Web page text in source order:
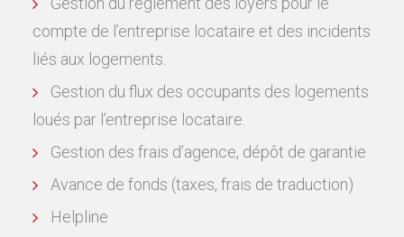
compte de l’entreprise locataire et des incidents
liés aux logements.
Gestion du flux des occupants des logements
loués par l’entreprise locataire.
Gestion des frais d’agence, dépôt de garantie
Avance de fonds (taxes, frais de traduction)
Helpline